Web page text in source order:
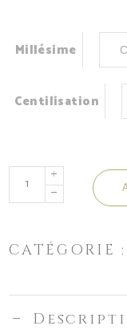
Millésime
Centilisation
quantité
de
Rouge
CATÉGORIE :